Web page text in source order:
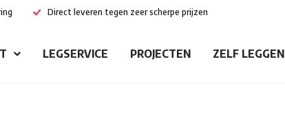
Direct leveren tegen zeer scherpe prijzen
LEGSERVICE PROJECTEN ZELF LEGGEN